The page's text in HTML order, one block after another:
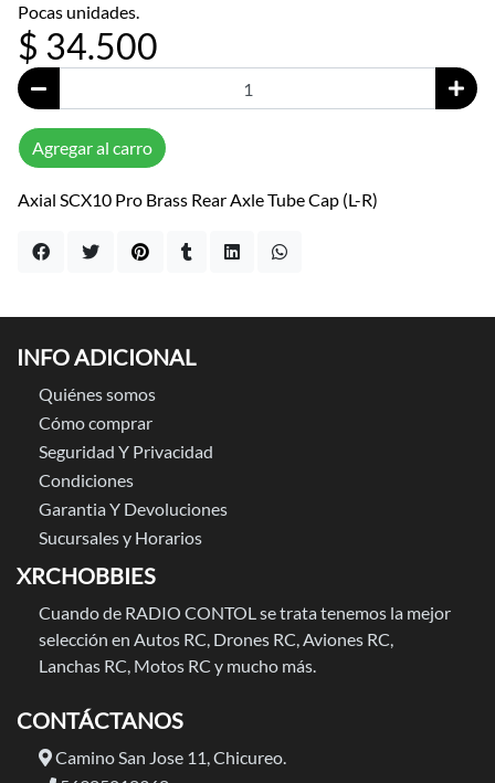
Pocas unidades.
$ 34.500
Agregar al carro
Axial SCX10 Pro Brass Rear Axle Tube Cap (L-R)
INFO ADICIONAL
Quiénes somos
Cómo comprar
Seguridad Y Privacidad
Condiciones
Garantia Y Devoluciones
Sucursales y Horarios
XRCHOBBIES
Cuando de RADIO CONTOL se trata tenemos la mejor
selección en Autos RC, Drones RC, Aviones RC,
Lanchas RC, Motos RC y mucho más.
CONTÁCTANOS
Camino San Jose 11, Chicureo.